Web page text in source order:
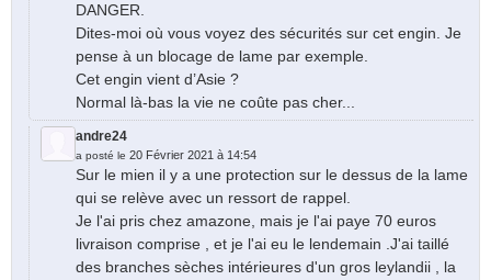
DANGER.
Dites-moi où vous voyez des sécurités sur cet engin. Je
pense à un blocage de lame par exemple.
Cet engin vient d’Asie ?
Normal là-bas la vie ne coûte pas cher...
andre24
a posté le 20 Février 2021 à 14:54
Sur le mien il y a une protection sur le dessus de la lame
qui se relève avec un ressort de rappel.
Je l'ai pris chez amazone, mais je l'ai paye 70 euros
livraison comprise , et je l'ai eu le lendemain .J'ai taillé
des branches sèches intérieures d'un gros leylandii , la